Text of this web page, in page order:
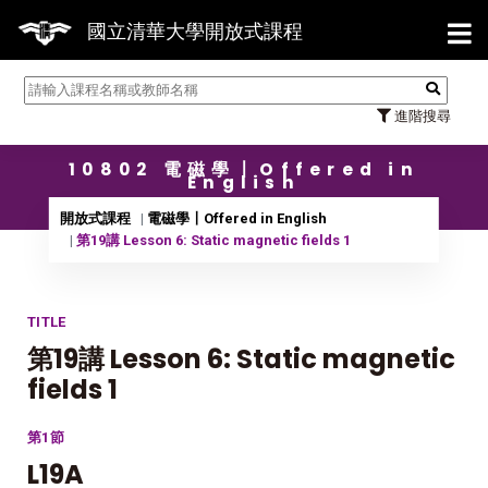
國立清華大學開放式課程
進階搜尋
【7/
10802 電磁學〡Offered in
English
開放式課程
電磁學〡Offered in English
第19講 Lesson 6: Static magnetic fields 1
TITLE
第19講 Lesson 6: Static magnetic
fields 1
第1節
L19A